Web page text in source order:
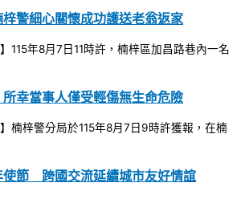
警細心關懷成功護送老翁返家
115年8月7日11時許，楠梓區加昌路巷內一名
幸當事人僅受輕傷無生命危險
楠梓警分局於115年8月7日9時許獲報，在楠
使節 跨國交流延續城市友好情誼